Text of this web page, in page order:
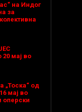
на Индог
за
мај во
„Тоска“ од
мај во
оперски